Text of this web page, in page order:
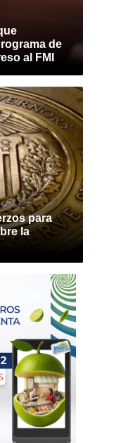
de
al FMI
para
la